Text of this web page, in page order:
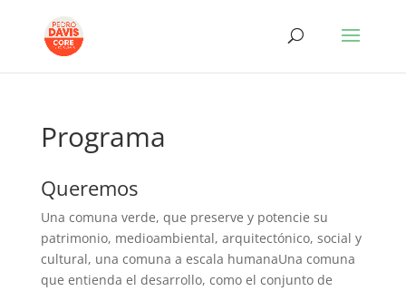
Programa
Queremos
Una comuna verde, que preserve y potencie su
patrimonio, medioambiental, arquitectónico, social y
cultural, una comuna a escala humanaUna comuna
que entienda el desarrollo, como el conjunto de